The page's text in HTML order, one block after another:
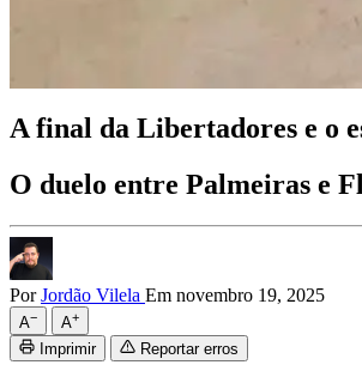
A final da Libertadores e o
O duelo entre Palmeiras e
PorJordão Vilela Em novembro 19, 2025
A− A+
Imprimir Reportar erros